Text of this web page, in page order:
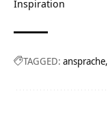
Inspiration
TAGGED: ansprache